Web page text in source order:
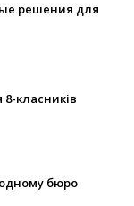
решения для
8-класників
бюро